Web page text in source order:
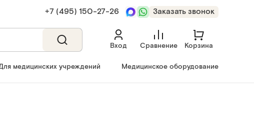
+7 (495) 150‑27‑26 Заказать звонок
Вход Сравнение Корзина
медицинских учреждений Медицинское оборудование